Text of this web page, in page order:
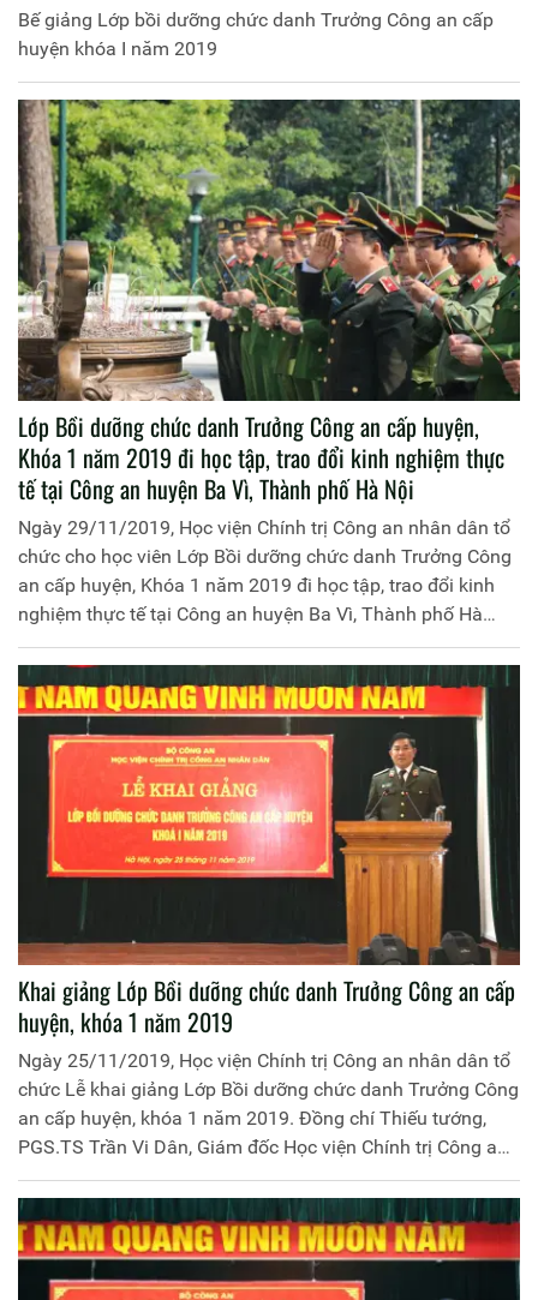
Bế giảng Lớp bồi dưỡng chức danh Trưởng Công an cấp
huyện khóa I năm 2019
Lớp Bồi dưỡng chức danh Trưởng Công an cấp huyện,
Khóa 1 năm 2019 đi học tập, trao đổi kinh nghiệm thực
tế tại Công an huyện Ba Vì, Thành phố Hà Nội
Ngày 29/11/2019, Học viện Chính trị Công an nhân dân tổ
chức cho học viên Lớp Bồi dưỡng chức danh Trưởng Công
an cấp huyện, Khóa 1 năm 2019 đi học tập, trao đổi kinh
nghiệm thực tế tại Công an huyện Ba Vì, Thành phố Hà
Nội. Đồng chí Thiếu tướng, PGS.TS Phan Xuân Tuy, Phó
Giám đốc Học viện Chính trị Công an nhân dân chủ trì buổi
học tập.
Khai giảng Lớp Bồi dưỡng chức danh Trưởng Công an cấp
huyện, khóa 1 năm 2019
Ngày 25/11/2019, Học viện Chính trị Công an nhân dân tổ
chức Lễ khai giảng Lớp Bồi dưỡng chức danh Trưởng Công
an cấp huyện, khóa 1 năm 2019. Đồng chí Thiếu tướng,
PGS.TS Trần Vi Dân, Giám đốc Học viện Chính trị Công an
nhân dân dự và phát biểu chỉ đạo